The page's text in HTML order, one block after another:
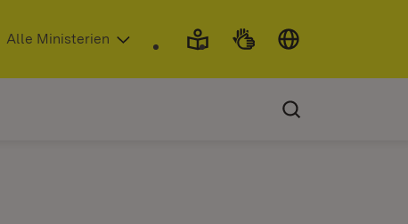
in neuem Fenster)
Alle Ministerien